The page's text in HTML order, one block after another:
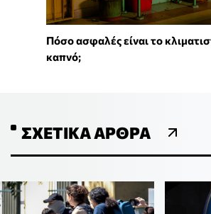
Πόσο ασφαλές είναι το
καπνό;
ΣΧΕΤΙΚΆ ΆΡΘΡΑ